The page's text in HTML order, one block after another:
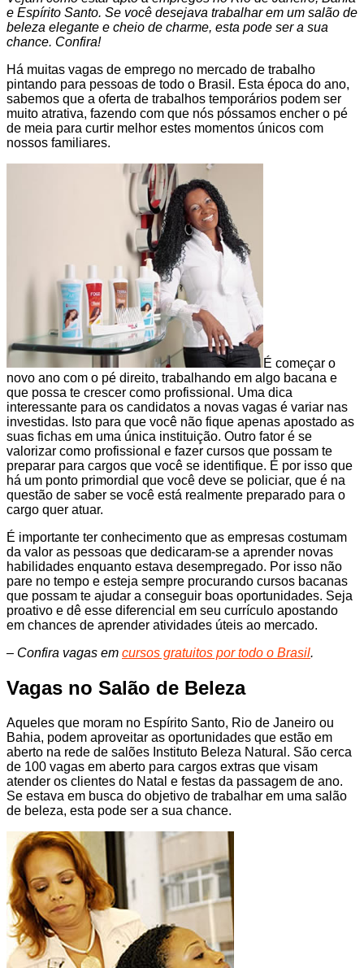
e Espírito Santo. Se você desejava trabalhar em um salão de
beleza elegante e cheio de charme, esta pode ser a sua
chance. Confira!
Há muitas vagas de emprego no mercado de trabalho
pintando para pessoas de todo o Brasil. Esta época do ano,
sabemos que a oferta de trabalhos temporários podem ser
muito atrativa, fazendo com que nós póssamos encher o pé
de meia para curtir melhor estes momentos únicos com
nossos familiares.
É começar o
novo ano com o pé direito, trabalhando em algo bacana e
que possa te crescer como profissional. Uma dica
interessante para os candidatos a novas vagas é variar nas
investidas. Isto para que você não fique apenas apostado as
suas fichas em uma única instituição. Outro fator é se
valorizar como profissional e fazer cursos que possam te
preparar para cargos que você se identifique. É por isso que
há um ponto primordial que você deve se policiar, que é na
questão de saber se você está realmente preparado para o
cargo quer atuar.
É importante ter conhecimento que as empresas costumam
da valor as pessoas que dedicaram-se a aprender novas
habilidades enquanto estava desempregado. Por isso não
pare no tempo e esteja sempre procurando cursos bacanas
que possam te ajudar a conseguir boas oportunidades. Seja
proativo e dê esse diferencial em seu currículo apostando
em chances de aprender atividades úteis ao mercado.
– Confira vagas em cursos gratuitos por todo o Brasil.
Vagas no Salão de Beleza
Aqueles que moram no Espírito Santo, Rio de Janeiro ou
Bahia, podem aproveitar as oportunidades que estão em
aberto na rede de salões Instituto Beleza Natural. São cerca
de 100 vagas em aberto para cargos extras que visam
atender os clientes do Natal e festas da passagem de ano.
Se estava em busca do objetivo de trabalhar em uma salão
de beleza, esta pode ser a sua chance.